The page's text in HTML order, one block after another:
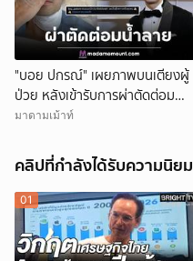
"บอย ปกรณ์" เผยภาพบนเตียงผู้
ป่วย หลังเข้ารับการผ่าตัดต่อม
น้ำลาย หมอสั่งพักยาว 2 อาทิตย์
มาดามเม้าท์
คลิปที่กำลังได้รับความนิยม
01